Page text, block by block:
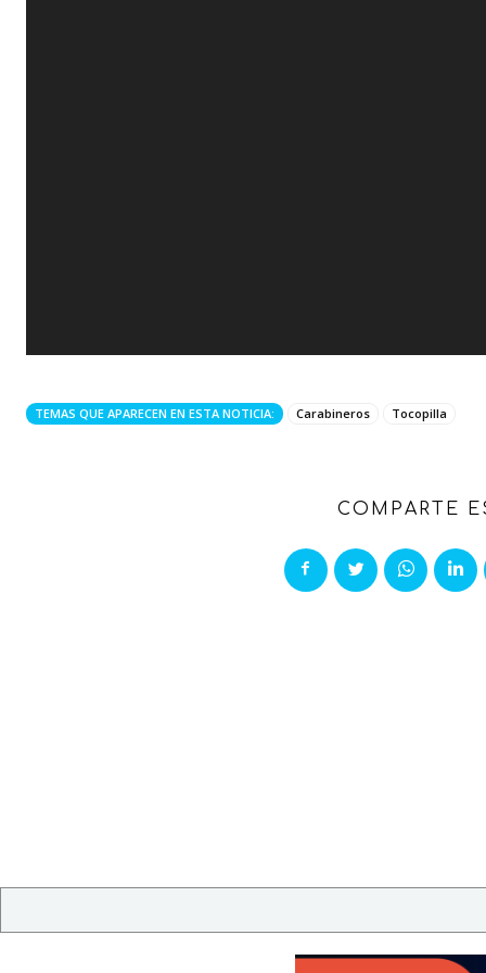
TEMAS QUE APARECEN EN ESTA NOTICIA: Carabineros Tocopilla
COMPARTE